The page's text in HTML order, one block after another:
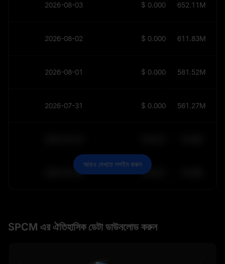
2026-08-03 $ 0.0003685652.11M
2026-08-02 $ 0.0003947611.83M
2026-08-01 $ 0.0004189581.52M
2026-07-31 $ 0.0004196561.27M
2030-05-29 $64,011.99
আরও দেখতে লগইন করুন
SPCM এর ঐতিহাসিক ডেটা ডাউনলোড করুন